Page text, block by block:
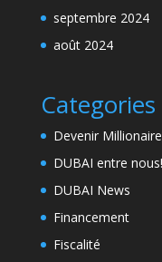
septembre 2024
août 2024
Categories
Devenir
DUBAI entre nous!
DUBAI News
Financement
Fiscalité